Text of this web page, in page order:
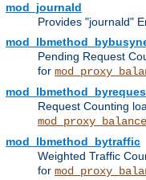
mod_journald
Provides "journald"
Pending Request
for
Request Counting
mod_lbmethod_bytraffic
Weighted Traffic
for